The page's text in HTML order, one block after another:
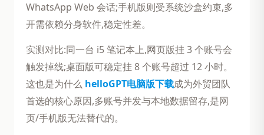
WhatsApp Web 会话;手机版则受系统沙盒约束,多
开需依赖分身软件,稳定性差。
实测对比:同一台 i5 笔记本上,网页版挂 3 个账号会
触发掉线;桌面版可稳定挂 8 个账号超过 12 小时。
这也是为什么 helloGPT电脑版下载成为外贸团队
首选的核心原因,多账号并发与本地数据留存,是网
页/手机版无法替代的。